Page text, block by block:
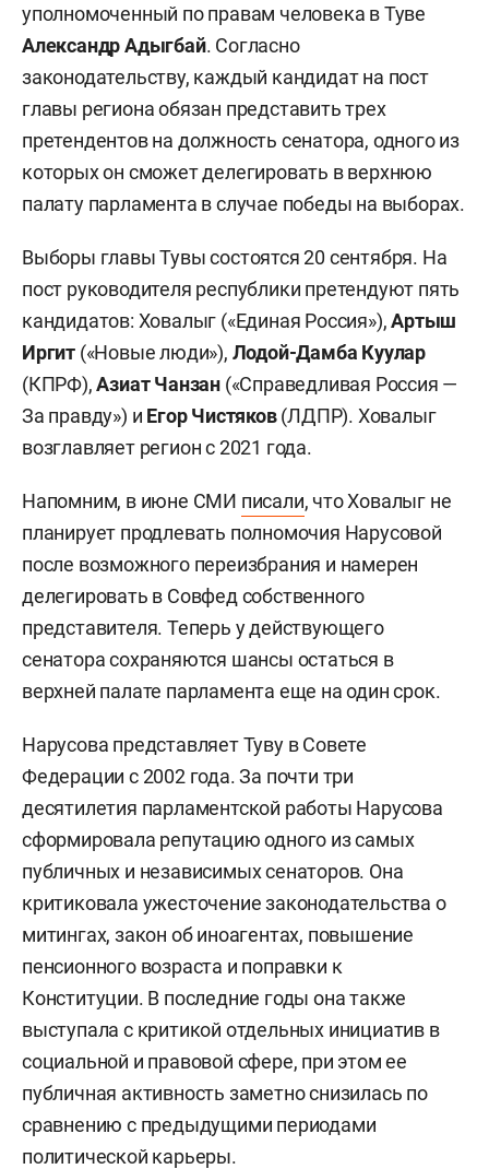
уполномоченный по правам человека в Туве
Александр Адыгбай. Согласно
законодательству, каждый кандидат на пост
главы региона обязан представить трех
претендентов на должность сенатора, одного из
которых он сможет делегировать в верхнюю
палату парламента в случае победы на выборах.
Выборы главы Тувы состоятся 20 сентября. На
пост руководителя республики претендуют пять
кандидатов: Ховалыг («Единая Россия»),Артыш
Иргит («Новые люди»), Лодой-Дамба Куулар
(КПРФ),Азиат Чанзан («Справедливая Россия —
За правду») и Егор Чистяков(ЛДПР). Ховалыг
возглавляет регион с 2021 года.
Напомним, в июне СМИ писали, что Ховалыг не
планирует продлевать полномочия Нарусовой
после возможного переизбрания и намерен
делегировать в Совфед собственного
представителя. Теперь у действующего
сенатора сохраняются шансы остаться в
верхней палате парламента еще на один срок.
Нарусова представляет Туву в Совете
Федерации с 2002 года. За почти три
десятилетия парламентской работы Нарусова
сформировала репутацию одного из самых
публичных и независимых сенаторов. Она
критиковала ужесточение законодательства о
митингах, закон об иноагентах, повышение
пенсионного возраста и поправки к
Конституции. В последние годы она также
выступала с критикой отдельных инициатив в
социальной и правовой сфере, при этом ее
публичная активность заметно снизилась по
сравнению с предыдущими периодами
политической карьеры.